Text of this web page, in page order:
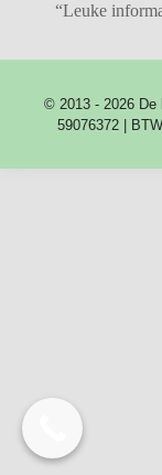
“Leuke
© 2013 - 2026 De
59076372 |